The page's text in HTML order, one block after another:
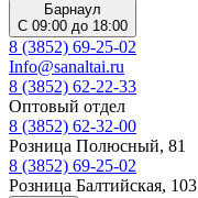
Барнаул
С 09:00 до 18:00
8 (3852) 69-25-02
Info@sanaltai.ru
8 (3852) 62-22-33
Оптовый отдел
8 (3852) 62-32-00
Розница Полюсный, 81
8 (3852) 69-25-02
Розница Балтийская, 103